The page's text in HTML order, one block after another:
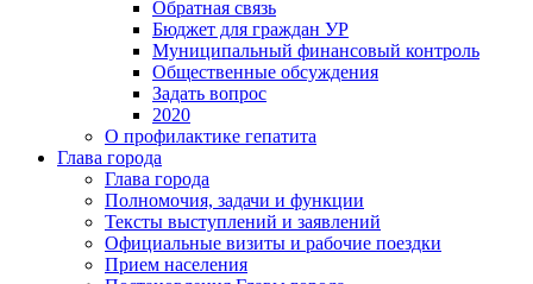
Обратная связь
Бюджет для граждан УР
Муниципальный финансовый контроль
Общественные обсуждения
Задать вопрос
2020
О профилактике гепатита
Глава города
Глава города
Полномочия, задачи и функции
Тексты выступлений и заявлений
Официальные визиты и рабочие поездки
Прием населения